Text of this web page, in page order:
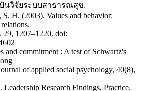
นวิจัยระบบสาธารณสุข.
H. (2003). Values and behavior:
29, 1207–1220. doi:
and commitment : A test of Schwartz's
of applied social psychology, 40(8),
Research Findings, Practice,